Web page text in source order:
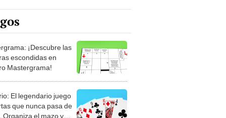
¡Descubre las
escondidas en
Mastergrama!
El legendario juego
que nunca pasa de
Organiza el mazo y
tu habilidad.